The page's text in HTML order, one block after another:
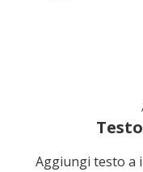
Aggiungi testo a